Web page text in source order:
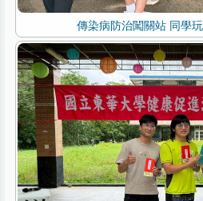
傳染病防治闖關站 同學